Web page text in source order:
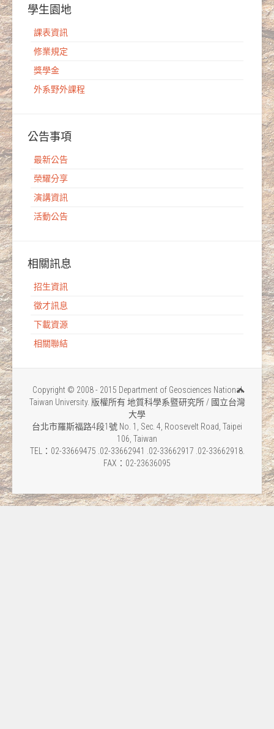
學生園地
課表資訊
修業規定
獎學金
外系野外課程
公告事項
最新公告
榮耀分享
演講資訊
活動公告
相關訊息
招生資訊
徵才訊息
下載資源
相關聯結
Copyright © 2008 - 2015 Department of Geosciences National
Taiwan University. 版權所有 地質科學系暨研究所 / 國立台灣
大學
台北市羅斯福路4段1號 No. 1, Sec. 4, Roosevelt Road, Taipei
106, Taiwan
TEL：02-33669475 .02-33662941 .02-33662917 .02-33662918.
FAX：02-23636095